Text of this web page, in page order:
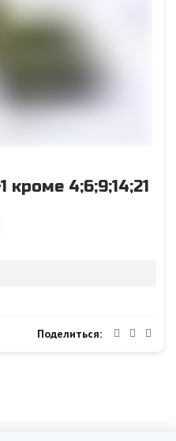
кроме 4;6;9;14;21
Поделиться